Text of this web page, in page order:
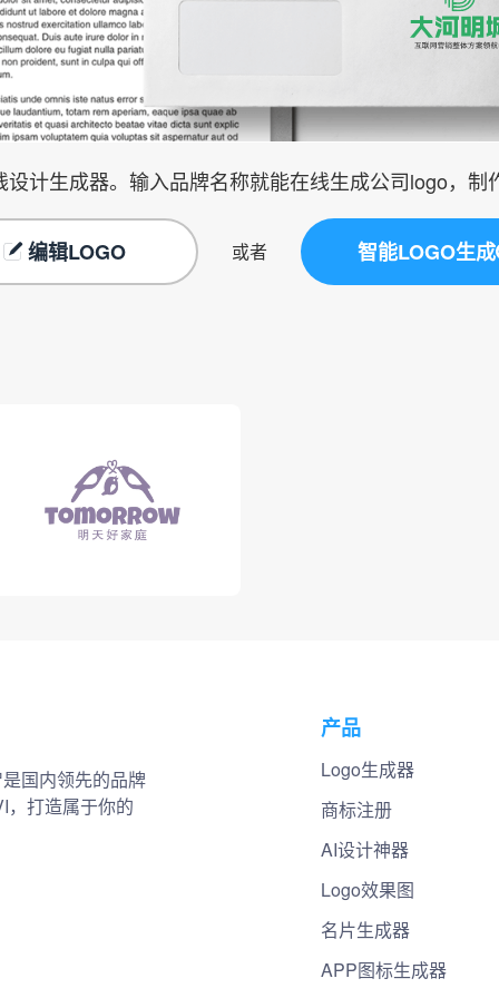
计生成器。输入品牌名称就能在线生成公司logo，制
编辑LOGO 或者 智能LOGO生成
国内领先的品牌
，打造属于你的
产品
Logo生成器
商标注册
AI设计神器
Logo效果图
名片生成器
APP图标生成器